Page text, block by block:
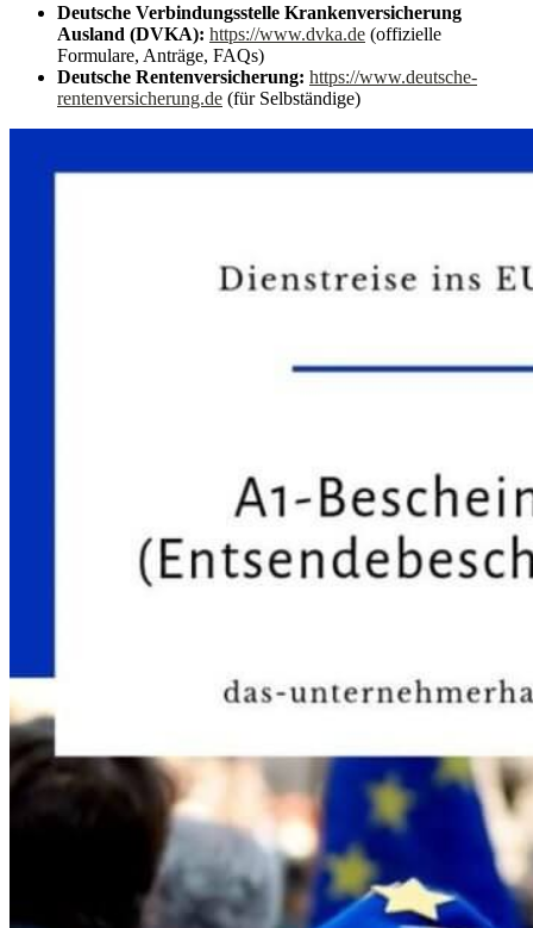
Deutsche Verbindungsstelle Krankenversicherung
Ausland (DVKA): https://www.dvka.de (offizielle
Formulare, Anträge, FAQs)
Deutsche Rentenversicherung: https://www.deutsche-
rentenversicherung.de (für Selbständige)